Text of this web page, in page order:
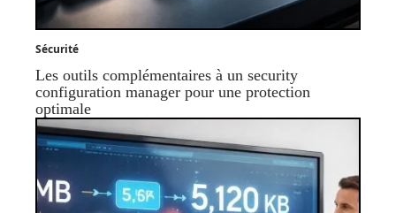
Sécurité
Les outils complémentaires à un security
configuration manager pour une protection
optimale